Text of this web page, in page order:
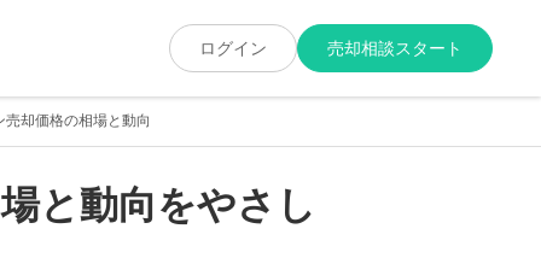
ログイン 売却相談スタート
却価格の相場と動向
と動向をやさし